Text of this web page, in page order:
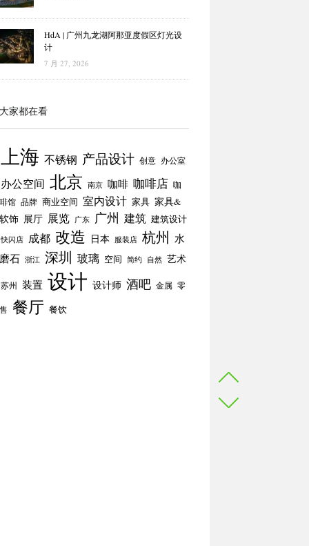
HdA | 广州九龙湖阿那亚度假区灯光设
计
7 月 27, 2026
家都在看
上海 不锈钢 产品设计 创意 办公室
办公空间 北京 南京 咖啡 咖啡店 咖
馆 品牌 商业空间 室内设计 家具 家具&
饰 展厅 展览 广东 广州 建筑 建筑设计
快闪店 成都 改造 日本 服装店 杭州 水
石 浙江 深圳 玻璃 空间 简约 自然 艺术
苏州 装置 设计 设计师 酒吧 金属 零
餐厅 餐饮